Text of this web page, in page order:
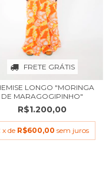
FRETE GRÁTIS
LONGO "MORINGA
DE MARAGOGIPINHO"
R$1.200,00
x de R$600,00 sem juros